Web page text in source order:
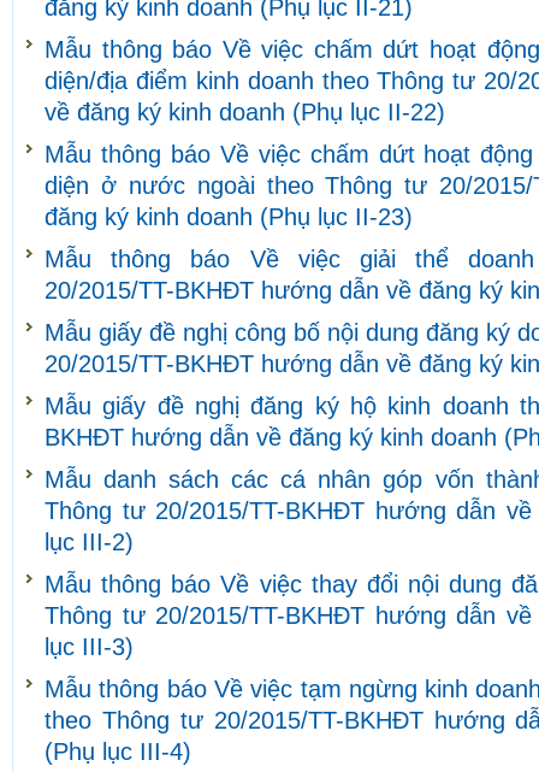
đăng ký kinh doanh (Phụ lục II-21)
Mẫu thông báo Về việc chấm dứt hoạt
diện/địa điểm kinh doanh theo Thông tư 20/
về đăng ký kinh doanh (Phụ lục II-22)
Mẫu thông báo Về việc chấm dứt hoạt
diện ở nước ngoài theo Thông tư 20/
đăng ký kinh doanh (Phụ lục II-23)
Mẫu thông báo Về việc giải thể
20/2015/TT-BKHĐT hướng dẫn về đăng ký
Mẫu giấy đề nghị công bố nội dung đăng ký
20/2015/TT-BKHĐT hướng dẫn về đăng ký
Mẫu giấy đề nghị đăng ký hộ kinh doanh
BKHĐT hướng dẫn về đăng ký kinh doanh
Mẫu danh sách các cá nhân góp vốn
Thông tư 20/2015/TT-BKHĐT hướng dẫn
lục III-2)
Mẫu thông báo Về việc thay đổi nội dung
Thông tư 20/2015/TT-BKHĐT hướng dẫn
lục III-3)
Mẫu thông báo Về việc tạm ngừng kinh
theo Thông tư 20/2015/TT-BKHĐT hướng
(Phụ lục III-4)